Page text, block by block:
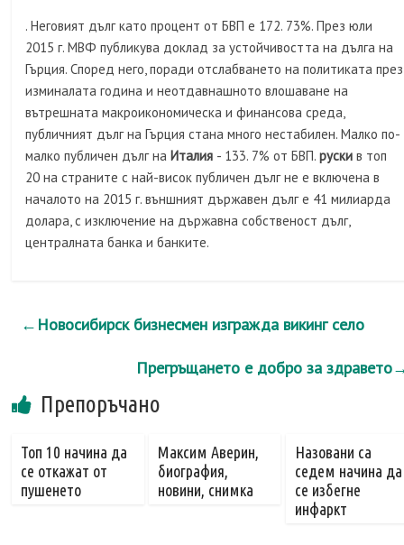
. Неговият дълг като процент от БВП е 172. 73%. През юли
2015 г. МВФ публикува доклад за устойчивостта на дълга на
Гърция. Според него, поради отслабването на политиката през
изминалата година и неотдавнашното влошаване на
вътрешната макроикономическа и финансова среда,
публичният дълг на Гърция стана много нестабилен. Малко по-
малко публичен дълг на Италия - 133. 7% от БВП.рускив топ
20 на страните с най-висок публичен дълг не е включена в
началото на 2015 г. външният държавен дълг е 41 милиарда
долара, с изключение на държавна собственост дълг,
централната банка и банките.
← Новосибирск бизнесмен изгражда викинг село
Прегръщането е добро за здравето
Препоръчано
Топ 10 начина да
се откажат от
пушенето
Максим Аверин,
биография,
новини, снимка
Назовани са
седем начина да
се избегне
инфаркт